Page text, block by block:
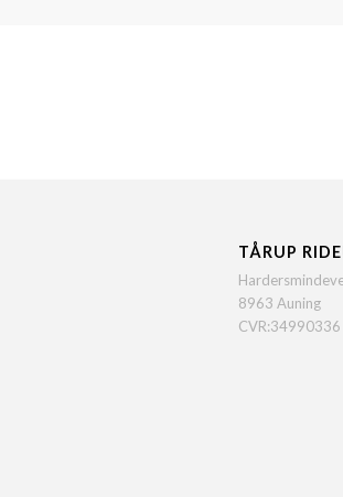
TÅRUP
8963 Auning
CVR:34990336